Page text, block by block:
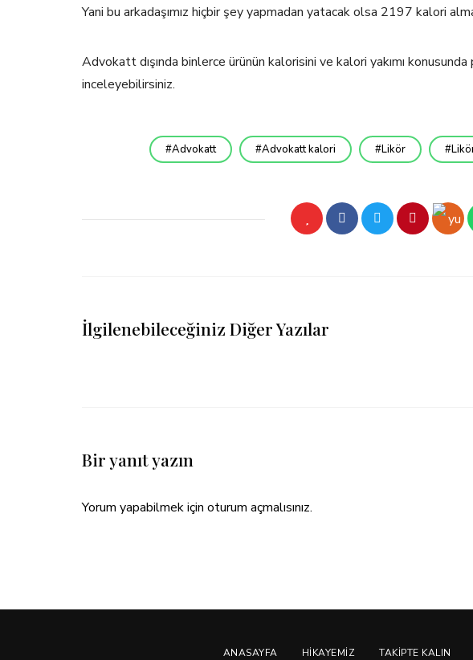
Yani bu arkadaşımız hiçbir şey yapmadan yatacak olsa 2197 kalori
Advokatt dışında binlerce ürünün kalorisini ve kalori yakımı
inceleyebilirsiniz.
Advokatt Advokatt kalori Likör
İlgilenebileceğiniz Diğer Yazılar
Bir yanıt yazın
Yorum yapabilmek için oturum açmalısınız.
ANASAYFA HIKAYEMIZ TAKIPTE KALIN